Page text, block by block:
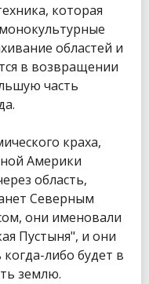
которая
областей и
в возвращении
часть
краха,
Америки
область,
Северным
они именовали
Пустыня", и они
либо будет в
землю.